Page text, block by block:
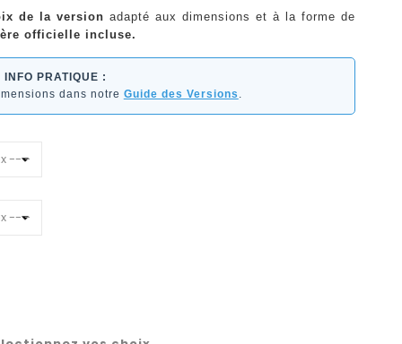
de la version adapté aux dimensions et à la forme de
officielle incluse.
INFO PRATIQUE :
dans notre Guide des Versions